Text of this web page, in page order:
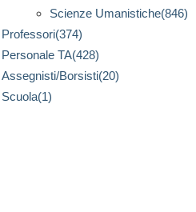
Scienze Umanistiche(846)
Professori(374)
Personale TA(428)
Assegnisti/Borsisti(20)
Scuola(1)